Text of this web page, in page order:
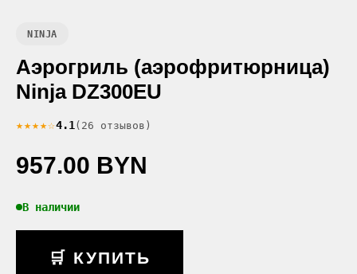
NINJA
Аэрогриль (аэрофритюрница)
Ninja DZ300EU
★★★★☆4.1 (26 отзывов)
957.00 BYN
В наличии
🛒 КУПИТЬ